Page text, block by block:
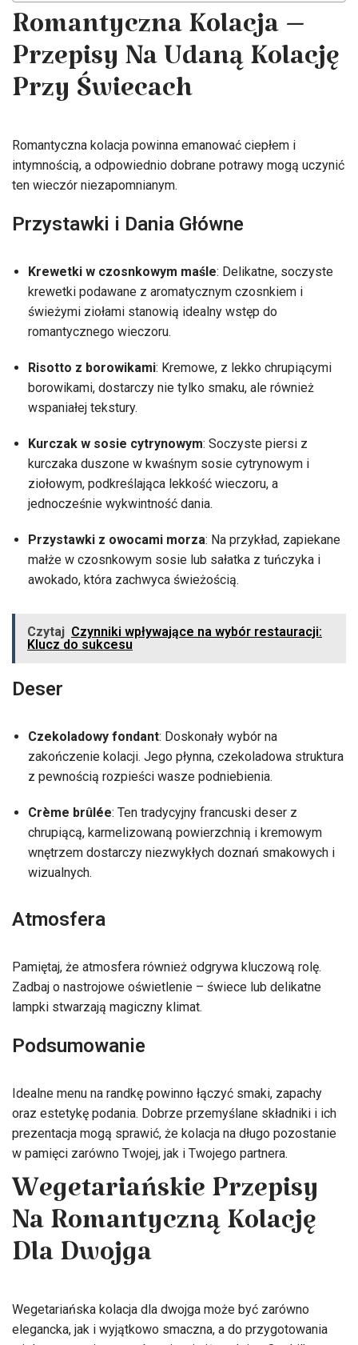
Romantyczna Kolacja –
Przepisy Na Udaną Kolację
Przy Świecach
Romantyczna kolacja powinna emanować ciepłem i
intymnością, a odpowiednio dobrane potrawy mogą uczynić
ten wieczór niezapomnianym.
Przystawki i Dania Główne
Krewetki w czosnkowym maśle: Delikatne, soczyste
krewetki podawane z aromatycznym czosnkiem i
świeżymi ziołami stanowią idealny wstęp do
romantycznego wieczoru.
Risotto z borowikami: Kremowe, z lekko chrupiącymi
borowikami, dostarczy nie tylko smaku, ale również
wspaniałej tekstury.
Kurczak w sosie cytrynowym: Soczyste piersi z
kurczaka duszone w kwaśnym sosie cytrynowym i
ziołowym, podkreślająca lekkość wieczoru, a
jednocześnie wykwintność dania.
Przystawki z owocami morza: Na przykład, zapiekane
małże w czosnkowym sosie lub sałatka z tuńczyka i
awokado, która zachwyca świeżością.
Czytaj Czynniki wpływające na wybór restauracji:
Klucz do sukcesu
Deser
Czekoladowy fondant: Doskonały wybór na
zakończenie kolacji. Jego płynna, czekoladowa struktura
z pewnością rozpieści wasze podniebienia.
Crème brûlée: Ten tradycyjny francuski deser z
chrupiącą, karmelizowaną powierzchnią i kremowym
wnętrzem dostarczy niezwykłych doznań smakowych i
wizualnych.
Atmosfera
Pamiętaj, że atmosfera również odgrywa kluczową rolę.
Zadbaj o nastrojowe oświetlenie – świece lub delikatne
lampki stwarzają magiczny klimat.
Podsumowanie
Idealne menu na randkę powinno łączyć smaki, zapachy
oraz estetykę podania. Dobrze przemyślane składniki i ich
prezentacja mogą sprawić, że kolacja na długo pozostanie
w pamięci zarówno Twojej, jak i Twojego partnera.
Wegetariańskie Przepisy
Na Romantyczną Kolację
Dla Dwojga
Wegetariańska kolacja dla dwojga może być zarówno
elegancka, jak i wyjątkowo smaczna, a do przygotowania